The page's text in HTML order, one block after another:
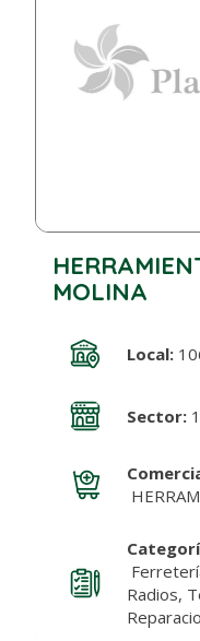
MOLINA
Local:
Sector:
Radios,